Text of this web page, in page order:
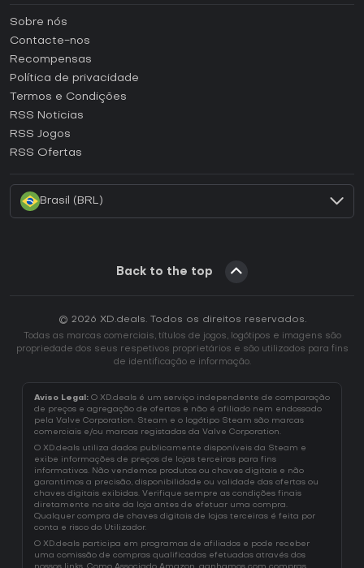
Como ativar uma CD Key Steam?
Como ativar uma CD Key Epic Games?
Como ativar uma CD Key GOG?
Como ativar uma CD Key Ubisoft Connect?
Sobre nós
Contacte-nos
Recompensas
Política de privacidade
Termos e Condições
RSS Noticias
RSS Jogos
RSS Ofertas
Brasil (BRL)
Back to the top
© 2026 XD.deals. Todos os direitos reservados.
Todas as marcas comerciais, títulos de jogos, logótipos e imagens são
propriedade dos seus respetivos proprietários e são utilizados para fins
de identificação e informação.
Aviso Legal: O XD.deals é um serviço independente de comparação
de preços e agregação de ofertas e não é afiliado nem endossado
pela Valve Corporation. Steam e o logótipo Steam são marcas
comerciais e/ou marcas registadas da Valve Corporation.
O XD.deals utiliza dados publicamente disponíveis da Steam e
exibe informações de preços de lojas terceiras para fins
informativos. Não vendemos produtos ou chaves digitais e não
garantimos a precisão, disponibilidade ou validade das ofertas ou
chaves digitais exibidas. Verifique sempre as condições finais
diretamente no site da loja antes de efetuar uma compra.
Qualquer compra de chaves digitais de lojas terceiras é feita por
conta e risco do Utilizador.
O XD.deals participa em programas de afiliados e pode receber
uma comissão de compras qualificadas efetuadas através dos